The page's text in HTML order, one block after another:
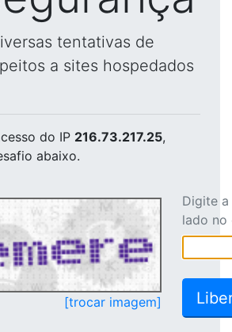
tentativas de
a sites hospedados
do IP 216.73.217.25,
abaixo.
[trocar imagem]
Digite
lado no